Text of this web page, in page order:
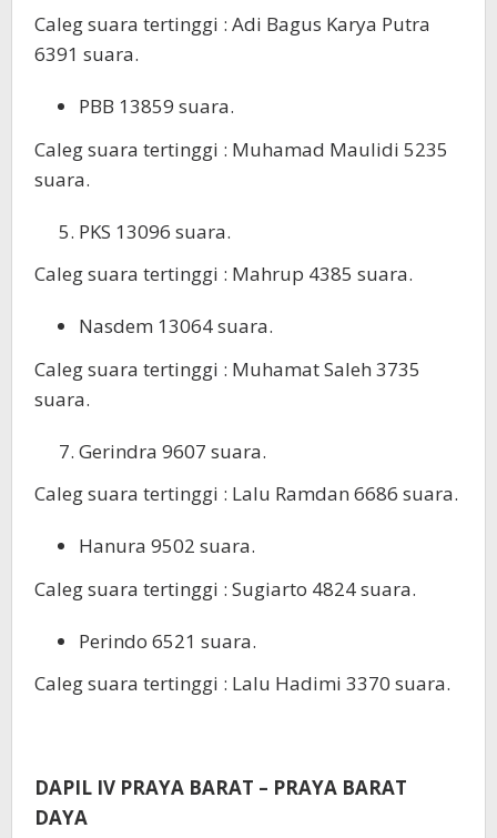
Caleg suara tertinggi : Adi Bagus Karya Putra
6391 suara.
PBB 13859 suara.
Caleg suara tertinggi : Muhamad Maulidi 5235
suara.
PKS 13096 suara.
Caleg suara tertinggi : Mahrup 4385 suara.
Nasdem 13064 suara.
Caleg suara tertinggi : Muhamat Saleh 3735
suara.
Gerindra 9607 suara.
Caleg suara tertinggi : Lalu Ramdan 6686 suara.
Hanura 9502 suara.
Caleg suara tertinggi : Sugiarto 4824 suara.
Perindo 6521 suara.
Caleg suara tertinggi : Lalu Hadimi 3370 suara.
DAPIL IV PRAYA BARAT – PRAYA BARAT
DAYA